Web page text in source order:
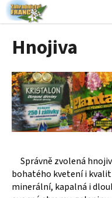
Přejít
na
obsah
Hnojiva
Správně zvolená
bohatého kvetení i
minerální, kapalná i
K
o
o
p
o
t
b
u